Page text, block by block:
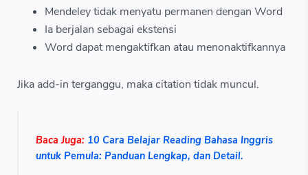
Mendeley tidak menyatu permanen dengan Word
Ia berjalan sebagai ekstensi
Word dapat mengaktifkan atau menonaktifkannya
Jika add-in terganggu, maka citation tidak muncul.
Baca Juga: 10 Cara Belajar Reading Bahasa Inggris
untuk Pemula: Panduan Lengkap, dan Detail.